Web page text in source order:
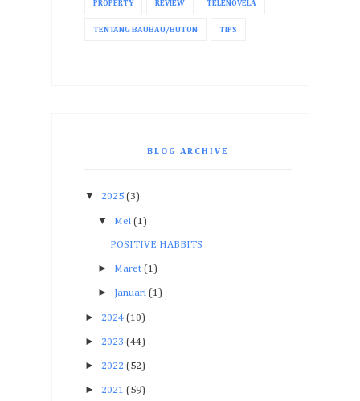
PROPERTY REVIEW TELENOVELA
TENTANG BAUBAU/BUTON TIPS
BLOG ARCHIVE
▼ 2025 (3)
▼ Mei (1)
POSITIVE HABBITS
► Maret (1)
► Januari (1)
► 2024 (10)
► 2023 (44)
► 2022 (52)
► 2021 (59)